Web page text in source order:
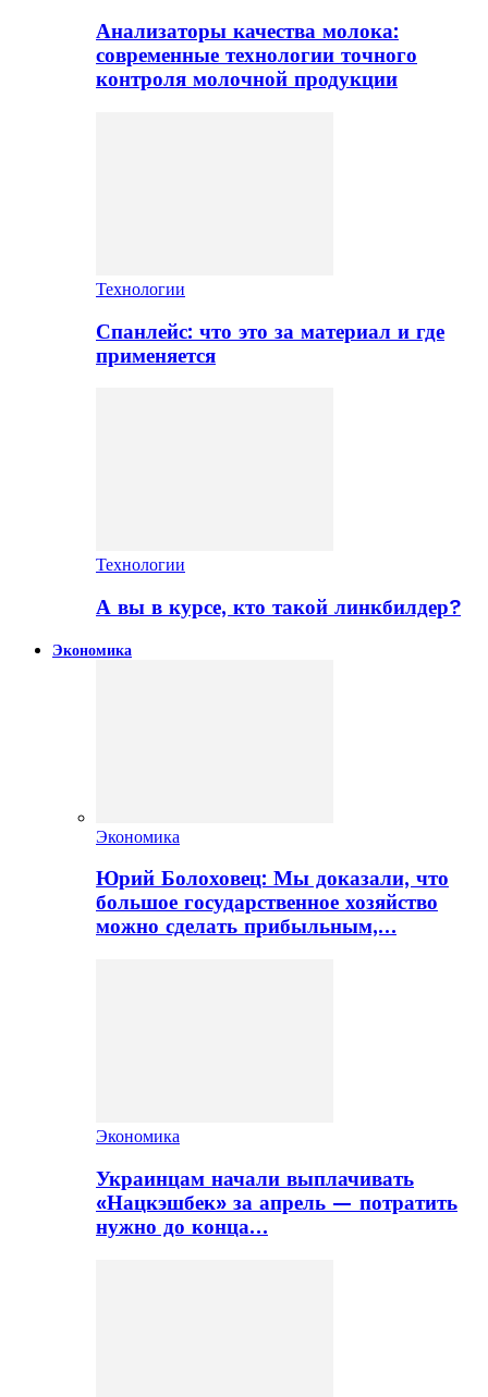
Анализаторы качества молока:
современные технологии точного
контроля молочной продукции
Технологии
Спанлейс: что это за материал и где
применяется
Технологии
А вы в курсе, кто такой линкбилдер?
Экономика
Экономика
Юрий Болоховец: Мы доказали, что
большое государственное хозяйство
можно сделать прибыльным,…
Экономика
Украинцам начали выплачивать
«Нацкэшбек» за апрель — потратить
нужно до конца…